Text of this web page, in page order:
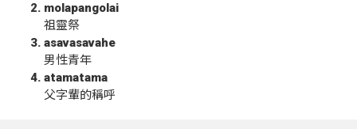
molapangolai
祖靈祭
asavasavahe
男性青年
atamatama
父字輩的稱呼